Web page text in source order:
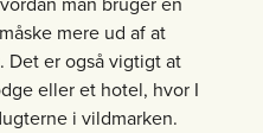
mere ud af at
er også vigtigt at
eller et hotel, hvor I
i vildmarken.